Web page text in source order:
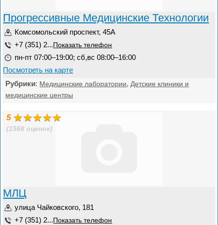
Прогрессивные Медицинские Технологии
Комсомольский проспект, 45А
+7 (351) 2... Показать телефон
пн-пт 07:00–19:00; сб,вс 08:00–16:00
Посмотреть на карте
Рубрики: Медицинские лаборатории, Детские клиники и
медицинские центры
5
(1568 оценок)
МЛЦ
улица Чайковского, 181
+7 (351) 2... Показать телефон